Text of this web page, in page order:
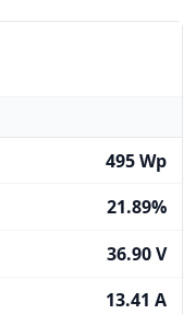
495 Wp
21.89%
36.90 V
13.41 A